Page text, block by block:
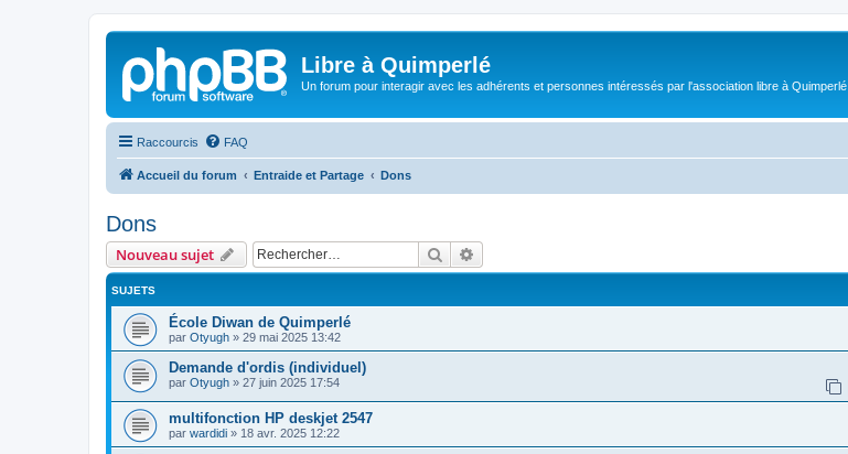
Libre à Quimperlé
Un forum pour interagir avec les adhérents et personnes intéressés par l'association libre à Quimperlé
Raccourcis FAQ
Accueil du forum Entraide et Partage Dons
Dons
Nouveau sujet Rechercher
SUJETS
École Diwan de Quimperlé
par Otyugh » 29 mai 2025 13:42
Demande d'ordis (individuel)
par Otyugh » 27 juin 2025 17:54
multifonction HP deskjet 2547
par wardidi » 18 avr. 2025 12:22